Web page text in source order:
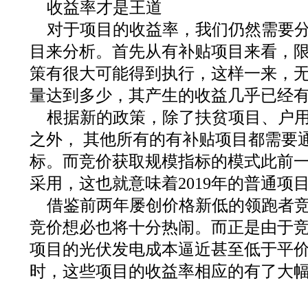
收益率才是王道
对于项目的收益率，我们仍然需要
目来分析。首先从有补贴项目来看，
策有很大可能得到执行，这样一来，
量达到多少，其产生的收益几乎已经
根据新的政策，除了扶贫项目、户
之外， 其他所有的有补贴项目都需要
标。而竞价获取规模指标的模式此前
采用，这也就意味着2019年的普通项
借鉴前两年屡创价格新低的领跑者
竞价想必也将十分热闹。而正是由于
项目的光伏发电成本逼近甚至低于平
时，这些项目的收益率相应的有了大